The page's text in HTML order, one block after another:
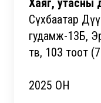
Хаяг, утасны
Сүхбаатар
гудамж-13Б,
төв, 103 тоот
2025 ОН